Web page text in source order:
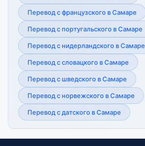
Перевод с французского в Самаре
Перевод с португальского в Самаре
Перевод с нидерландского в Самаре
Перевод с словацкого в Самаре
Перевод с шведского в Самаре
Перевод с норвежского в Самаре
Перевод с датского в Самаре